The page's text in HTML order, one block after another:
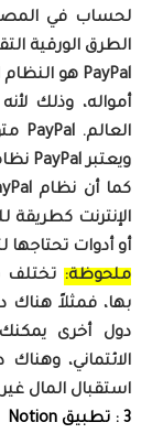
لحساب في
الطرق الورقية
أمواله، وذلك
ويعتبر PayPal نظاماً آمناً للغاية لتحويل الأموال.
الإنترنت كطريقة
أو أدوات
ملحوظة: تختلف
بها، فمثلاً
دول أخرى
الائتماني،
استقبال المال
3 : تطبيق Notion